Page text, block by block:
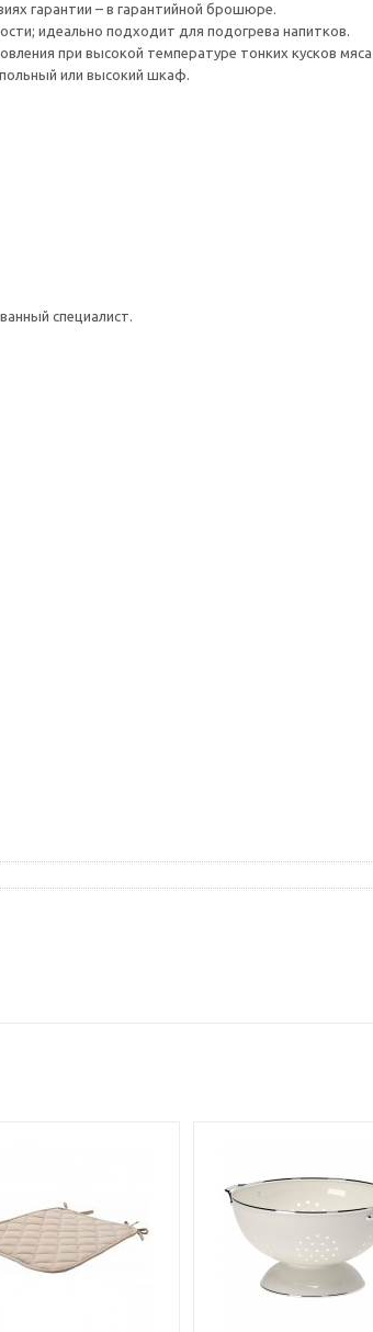
гарантии – в гарантийной брошюре.
идеально подходит для подогрева напитков.
при высокой температуре тонких кусков
или высокий шкаф.
специалист.